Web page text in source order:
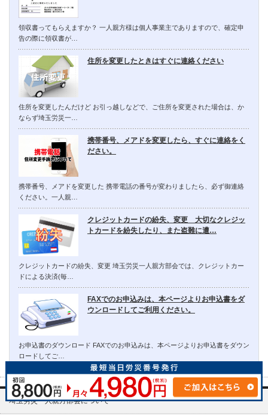
領収書ってもらえますか？ 一人親方様は個人事業主でありますので、確定申
告の際に領収書が…
住所を変更したときはすぐに連絡ください
住所を変更したんだけど お引っ越しなどで、ご住所を変更された場合は、か
ならず埼玉労災一…
携帯番号、メアドを変更したら、すぐに連絡をく
ださい。
携帯番号、メアドを変更した 携帯電話の番号が変わりましたら、必ず御連絡
ください。一人親…
クレジットカードの紛失、変更 大切なクレジッ
トカードを紛失したり、また盗難に遭…
クレジットカードの紛失、変更 埼玉労災一人親方部会では、クレジットカー
ドによる決済(毎…
FAXでのお申込みは、本ページよりお申込書をダ
ウンロードしてご利用ください。
お申込書のダウンロード FAXでのお申込みは、本ページよりお申込書をダウン
ロードしてご…
埼玉労災一人親方部会について